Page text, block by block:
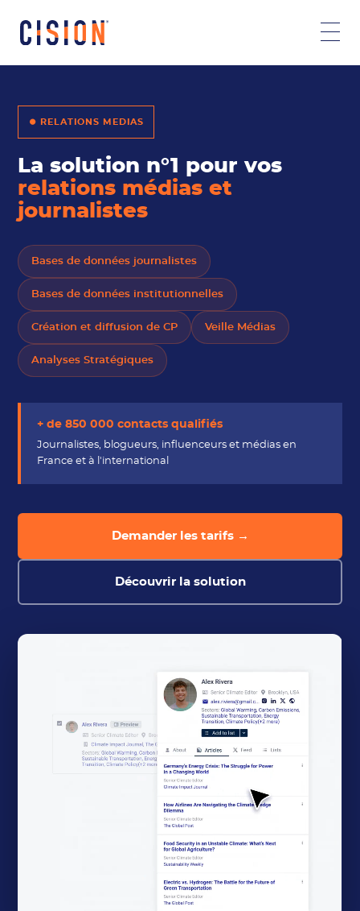
⏺ RELATIONS MEDIAS
La solution n°1 pour vos
relations médias et
journalistes
Bases de données journalistes
Bases de données institutionnelles
Création et diffusion de CP Veille Médias
Analyses Stratégiques
+ de 850 000 contacts qualifiés
Journalistes, blogueurs, influenceurs et médias en
France et à l'international
Demander les tarifs →
Découvrir la solution